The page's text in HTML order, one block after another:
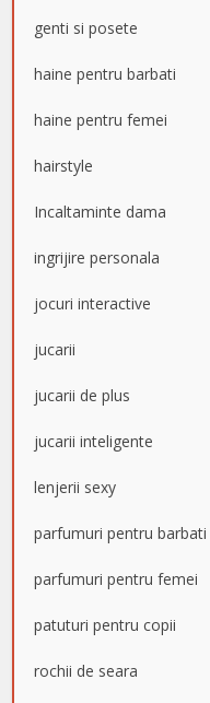
genti si posete
haine pentru barbati
haine pentru femei
hairstyle
Incaltaminte dama
ingrijire personala
jocuri interactive
jucarii
jucarii de plus
jucarii inteligente
lenjerii sexy
parfumuri pentru barbati
parfumuri pentru femei
patuturi pentru copii
rochii de seara